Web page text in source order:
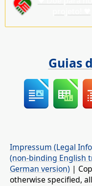
Guias
Impressum (Legal
(non-binding English
German version) |
otherwise specified,